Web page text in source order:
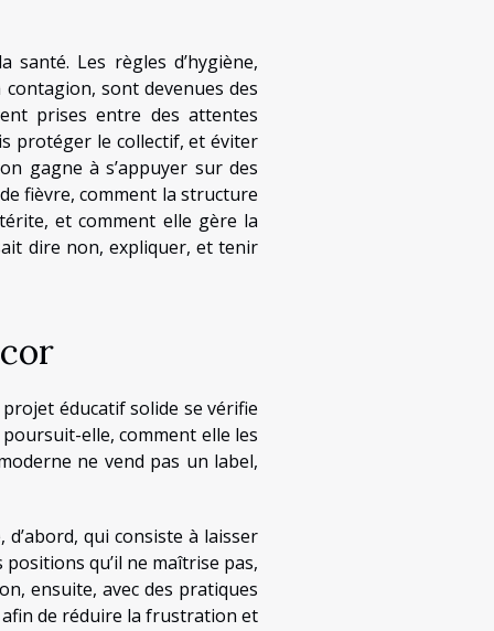
Les règles d’hygiène,
sont devenues des
prises entre des attentes
protéger le collectif, et éviter
gagne à s’appuyer sur des
fièvre, comment la structure
et comment elle gère la
dire non, expliquer, et tenir
éducatif solide se vérifie
poursuit-elle, comment elle les
ne vend pas un label,
qui consiste à laisser
qu’il ne maîtrise pas,
ensuite, avec des pratiques
de réduire la frustration et